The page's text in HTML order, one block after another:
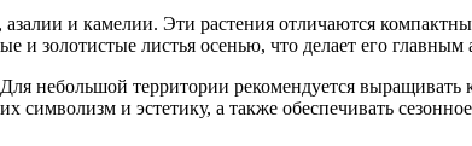
и камелии. Эти растения отличаются
золотистые листья осенью, что делает его главным
небольшой территории рекомендуется выращивать
и эстетику, а также обеспечивать